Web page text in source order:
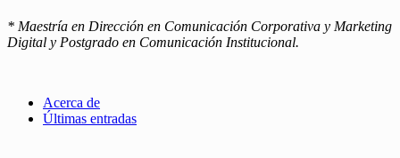
* Maestría en Dirección en Comunicación Corporativa y Marketing
Digital y Postgrado en Comunicación Institucional.
Acerca de
Últimas entradas